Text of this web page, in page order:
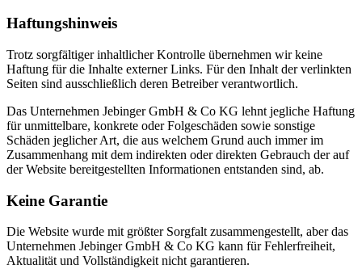
Haftungshinweis
Trotz sorgfältiger inhaltlicher Kontrolle übernehmen wir keine
Haftung für die Inhalte externer Links. Für den Inhalt der verlinkten
Seiten sind ausschließlich deren Betreiber verantwortlich.
Das Unternehmen Jebinger GmbH & Co KG lehnt jegliche Haftung
für unmittelbare, konkrete oder Folgeschäden sowie sonstige
Schäden jeglicher Art, die aus welchem Grund auch immer im
Zusammenhang mit dem indirekten oder direkten Gebrauch der auf
der Website bereitgestellten Informationen entstanden sind, ab.
Keine Garantie
Die Website wurde mit größter Sorgfalt zusammengestellt, aber das
Unternehmen Jebinger GmbH & Co KG kann für Fehlerfreiheit,
Aktualität und Vollständigkeit nicht garantieren.